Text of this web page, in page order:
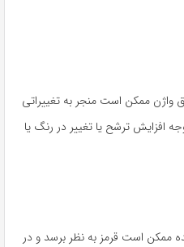
واژن ممکن است منجر به تغییراتی
افزایش ترشح یا تغییر در رنگ یا
ممکن است قرمز به نظر برسد و در